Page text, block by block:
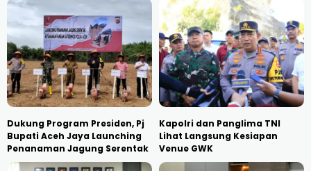
Dukung Program Presiden, Pj
Bupati Aceh Jaya Launching
Penanaman Jagung Serentak
Kapolri dan Panglima TNI
Lihat Langsung Kesiapan
Venue GWK